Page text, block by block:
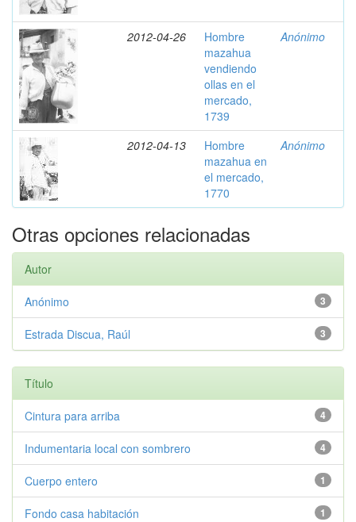
2012-04-26
Hombre
mazahua
vendiendo
ollas en el
mercado,
1739
Anónimo
2012-04-13
Hombre
mazahua en
el mercado,
1770
Anónimo
Otras opciones relacionadas
Autor
3
Anónimo
3
Estrada Discua, Raúl
Título
4
Cintura para arriba
4
Indumentaria local con sombrero
1
Cuerpo entero
1
Fondo casa habitación